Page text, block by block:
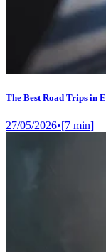
The Best Road Trips in
27/05/2026•[7 min]